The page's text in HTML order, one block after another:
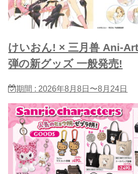
けいおん! × 三月兽 Ani-
弾の新グッズ 一般発売!
期間 : 2026年8月8日〜8月24日